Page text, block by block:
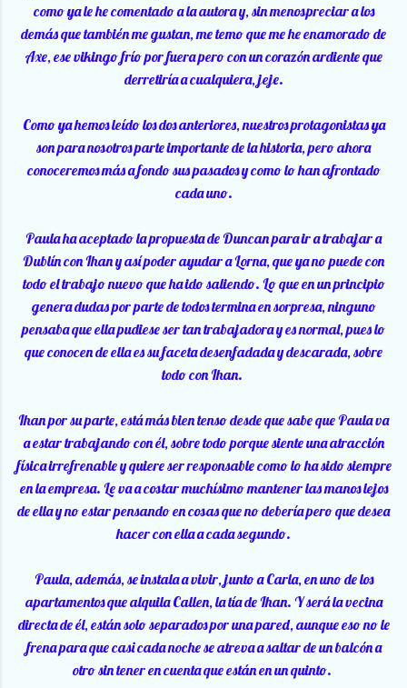
como ya le he comentado a la autora y, sin menospreciar a los
demás que también me gustan, me temo que me he enamorado de
Axe, ese vikingo frío por fuera pero con un corazón ardiente que
derretiría a cualquiera, jeje.
Como ya hemos leído los dos anteriores, nuestros protagonistas ya
son para nosotros parte importante de la historia, pero ahora
conoceremos más a fondo sus pasados y como lo han afrontado
cada uno.
Paula ha aceptado la propuesta de Duncan para ir a trabajar a
Dublín con Ihan y así poder ayudar a Lorna, que ya no puede con
todo el trabajo nuevo que ha ido saliendo. Lo que en un principio
genera dudas por parte de todos termina en sorpresa, ninguno
pensaba que ella pudiese ser tan trabajadora y es normal, pues lo
que conocen de ella es su faceta desenfadada y descarada, sobre
todo con Ihan.
Ihan por su parte, está más bien tenso desde que sabe que Paula va
a estar trabajando con él, sobre todo porque siente una atracción
física irrefrenable y quiere ser responsable como lo ha sido siempre
en la empresa. Le va a costar muchísimo mantener las manos lejos
de ella y no estar pensando en cosas que no debería pero que desea
hacer con ella a cada segundo.
Paula, además, se instala a vivir, junto a Carla, en uno de los
apartamentos que alquila Callen, la tía de Ihan. Y será la vecina
directa de él, están solo separados por una pared, aunque eso no le
frena para que casi cada noche se atreva a saltar de un balcón a
otro sin tener en cuenta que están en un quinto.